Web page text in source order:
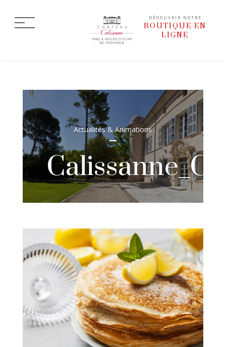
DÉCOUVRIR NOTRE
BOUTIQUE EN
LIGNE
Actualités & Animations